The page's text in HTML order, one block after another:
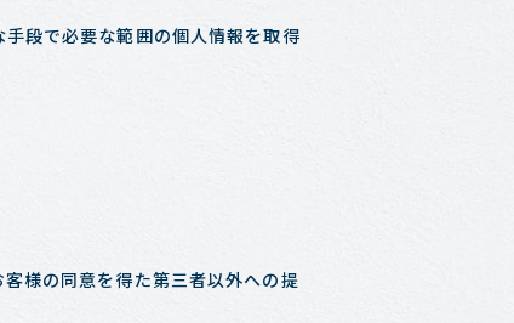
段で必要な範囲の個人情報を取得
様の同意を得た第三者以外への提